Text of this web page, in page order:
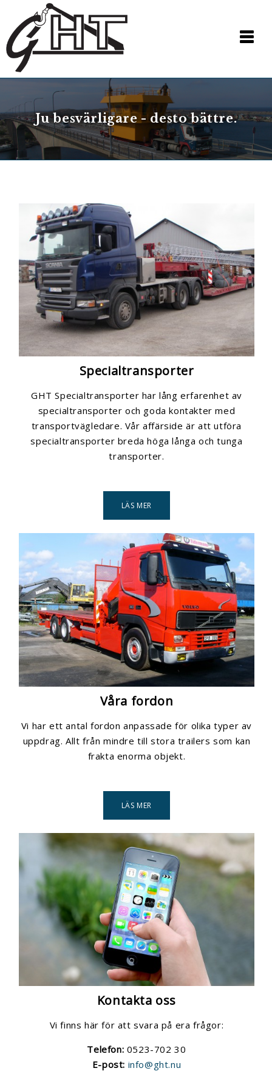
Ju besvärligare - desto bättre.
Specialtransporter
GHT Specialtransporter har lång erfarenhet av
specialtransporter och goda kontakter med
transportvägledare. Vår affärside är att utföra
specialtransporter breda höga långa och tunga
transporter.
LÄS MER
Våra fordon
Vi har ett antal fordon anpassade för olika typer av
uppdrag. Allt från mindre till stora trailers som kan
frakta enorma objekt.
LÄS MER
Kontakta oss
Vi finns här för att svara på era frågor:
Telefon: 0523-702 30
E-post: info@ght.nu